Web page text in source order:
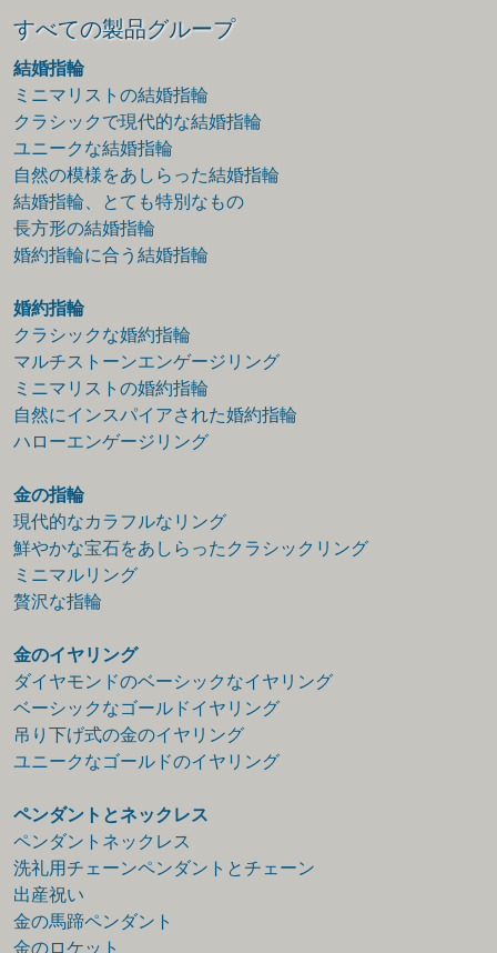
すべての製品グループ
結婚指輪
ミニマリストの結婚指輪
クラシックで現代的な結婚指輪
ユニークな結婚指輪
自然の模様をあしらった結婚指輪
結婚指輪、とても特別なもの
長方形の結婚指輪
婚約指輪に合う結婚指輪
婚約指輪
クラシックな婚約指輪
マルチストーンエンゲージリング
ミニマリストの婚約指輪
自然にインスパイアされた婚約指輪
ハローエンゲージリング
金の指輪
現代的なカラフルなリング
鮮やかな宝石をあしらったクラシックリング
ミニマルリング
贅沢な指輪
金のイヤリング
ダイヤモンドのベーシックなイヤリング
ベーシックなゴールドイヤリング
吊り下げ式の金のイヤリング
ユニークなゴールドのイヤリング
ペンダントとネックレス
ペンダントネックレス
洗礼用チェーンペンダントとチェーン
出産祝い
金の馬蹄ペンダント
金のロケット